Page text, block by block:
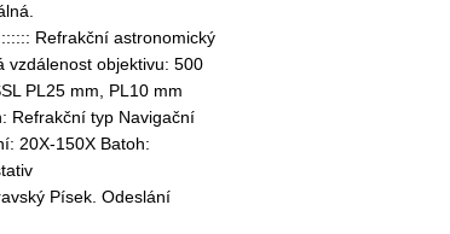
Refrakční astronomický
vzdálenost objektivu: 500
PL25 mm, PL10 mm
Refrakční typ Navigační
20X-150X Batoh:
Písek. Odeslání